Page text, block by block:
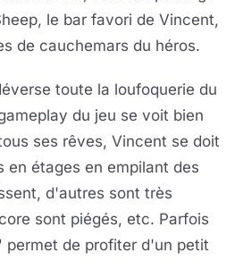
le bar favori de Vincent,
de cauchemars du héros.
toute la loufoquerie du
du jeu se voit bien
ses rêves, Vincent se doit
en étages en empilant des
d'autres sont très
sont piégés, etc. Parfois
permet de profiter d'un petit